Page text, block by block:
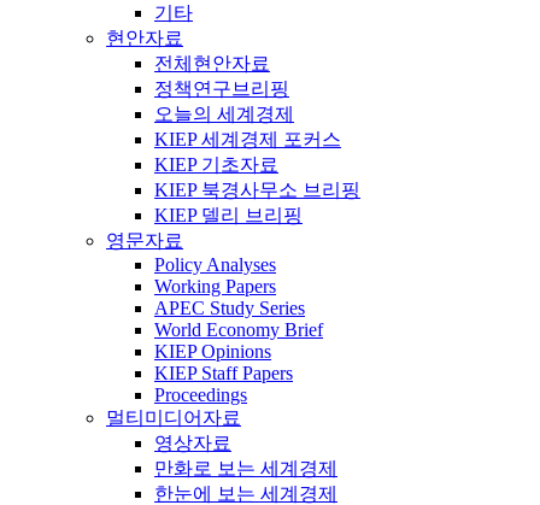
기타
현안자료
전체현안자료
정책연구브리핑
오늘의 세계경제
KIEP 세계경제 포커스
KIEP 기초자료
KIEP 북경사무소 브리핑
KIEP 델리 브리핑
영문자료
Policy Analyses
Working Papers
APEC Study Series
World Economy Brief
KIEP Opinions
KIEP Staff Papers
Proceedings
멀티미디어자료
영상자료
만화로 보는 세계경제
한눈에 보는 세계경제